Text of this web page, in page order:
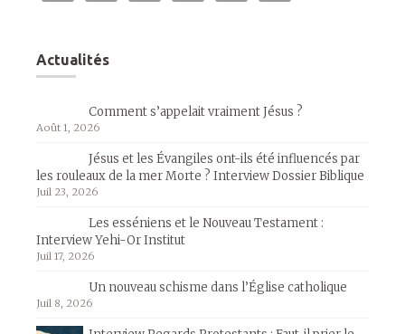
Actualités
Comment s’appelait vraiment Jésus ?
Août 1, 2026
Jésus et les Évangiles ont-ils été influencés par
les rouleaux de la mer Morte ? Interview Dossier Biblique
Juil 23, 2026
Les esséniens et le Nouveau Testament :
Interview Yehi-Or Institut
Juil 17, 2026
Un nouveau schisme dans l’Église catholique
Juil 8, 2026